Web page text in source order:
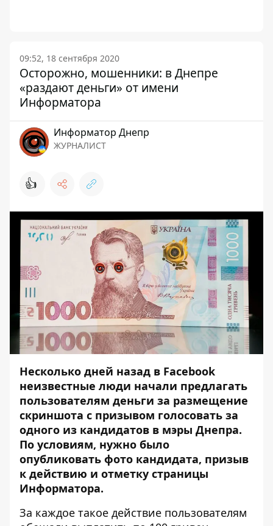
09:52, 18 сентября 2020
Осторожно, мошенники: в Днепре
«раздают деньги» от имени
Информатора
Информатор Днепр
ЖУРНАЛИСТ
👍
Несколько дней назад в Facebook
неизвестные люди начали предлагать
пользователям деньги за размещение
скриншота с призывом голосовать за
одного из кандидатов в мэры Днепра.
По условиям, нужно было
опубликовать фото кандидата, призыв
к действию и отметку страницы
Информатора.
За каждое такое действие пользователям